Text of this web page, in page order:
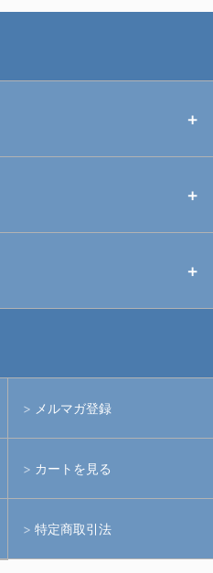
メルマガ登録
カートを見る
特定商取引法